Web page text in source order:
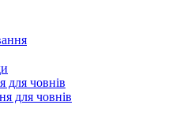
для човнів
для човнів